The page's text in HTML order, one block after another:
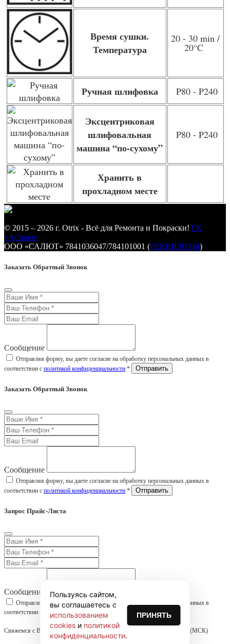
Время сушки.
Температура
20 - 30 min /
20°C
Ручная шлифовка P80 - P240
Эксцентриковая
шлифовальная
машина “по-сухому”
P80 - P240
Хранить в
прохладном месте
© 2015 – 2026 г. Otrix - Всё для Ремонта и Покраски! ГК
«Астрал»
ООО «САЛЮТ» 7841036047/784101001 (РЕКВИЗИТЫ)
Заказать Обратный Звонок
Сообщение
Отправляя форму, вы даете согласие на обработку персональных данных в
соответствии с политикой конфиденциальности *
Заказать Обратный Звонок
Сообщение
Отправляя форму, вы даете согласие на обработку персональных данных в
соответствии с политикой конфиденциальности *
Запрос Прайс-Листа
Сообщение
Отправляя форму, вы даете согласие на обработку персональных данных в
соответствии с
политикой конфиденциальности
Свяжемся с Вами в течении часа! График работы: ПН-ПТ 09:00 - 17:00 (МСК)
Пользуясь сайтом,
вы соглашаетесь с
использованием
cookiesи политикой
конфиденциальности.
ПРИНЯТЬ